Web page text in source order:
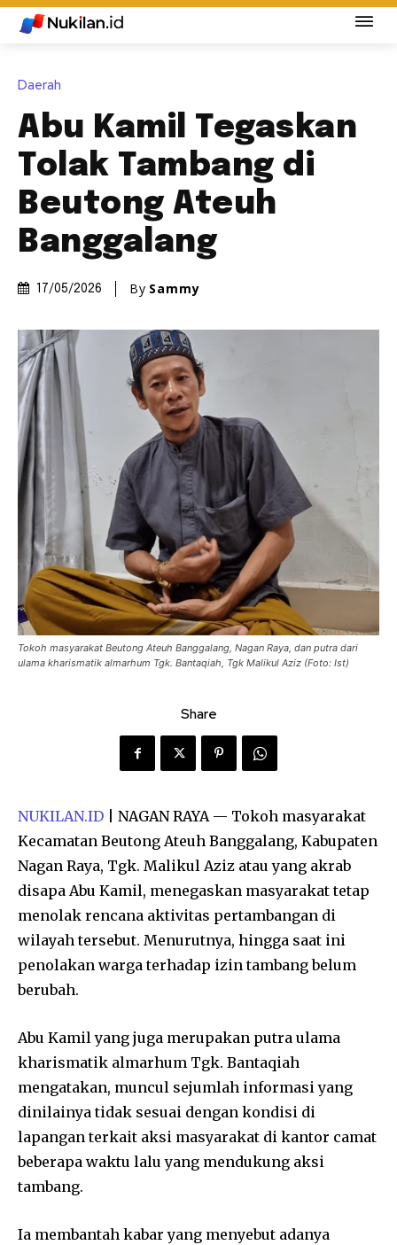
Daerah
Abu Kamil Tegaskan
Tolak Tambang di
Beutong Ateuh
Banggalang
17/05/2026 By Sammy
Tokoh masyarakat Beutong Ateuh Banggalang, Nagan Raya, dan putra dari
ulama kharismatik almarhum Tgk. Bantaqiah, Tgk Malikul Aziz (Foto: Ist)
Share
NUKILAN.ID | NAGAN RAYA — Tokoh masyarakat
Kecamatan Beutong Ateuh Banggalang, Kabupaten
Nagan Raya, Tgk. Malikul Aziz atau yang akrab
disapa Abu Kamil, menegaskan masyarakat tetap
menolak rencana aktivitas pertambangan di
wilayah tersebut. Menurutnya, hingga saat ini
penolakan warga terhadap izin tambang belum
berubah.
Abu Kamil yang juga merupakan putra ulama
kharismatik almarhum Tgk. Bantaqiah
mengatakan, muncul sejumlah informasi yang
dinilainya tidak sesuai dengan kondisi di
lapangan terkait aksi masyarakat di kantor camat
beberapa waktu lalu yang mendukung aksi
tambang.
Ia membantah kabar yang menyebut adanya